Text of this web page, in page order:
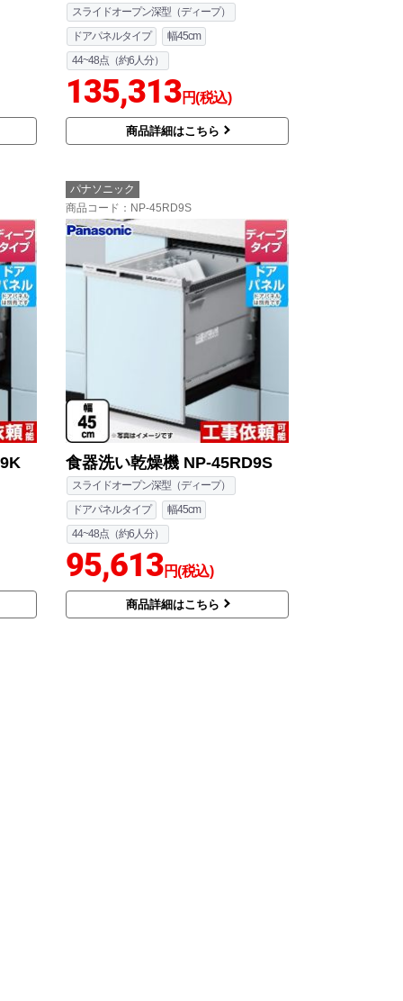
スライドオープン深型（ディープ）
ドアパネルタイプ
幅45cm
44~48点（約6人分）
135,313円(税込)
商品詳細はこちら
パナソニック
商品コード ：NP-45RD9S
食器洗い乾燥機 NP-45RD9S
スライドオープン深型（ディープ）
ドアパネルタイプ
幅45cm
44~48点（約6人分）
95,613円(税込)
商品詳細はこちら